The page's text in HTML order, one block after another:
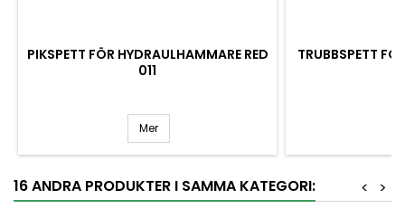
PIKSPETT FÖR HYDRAULHAMMARE RED
011
Mer
TRUBBSPETT
16 ANDRA PRODUKTER I SAMMA KATEGORI: >
<